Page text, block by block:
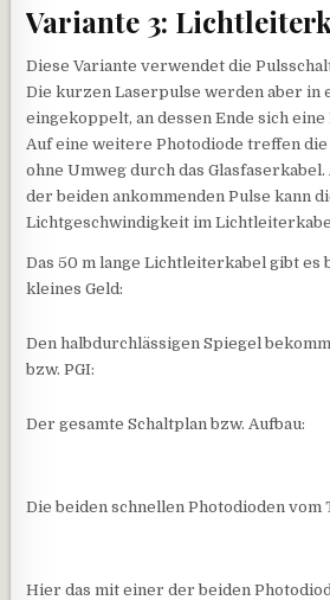
Variante 3:
Diese Variante verwendet die
Die kurzen Laserpulse werden aber in
eingekoppelt, an dessen Ende sich
Auf eine weitere Photodiode treffen
ohne Umweg durch das
der beiden ankommenden Pulse kann
Lichtgeschwindigkeit im
Das 50 m lange Lichtleiterkabel gibt es
kleines Geld:
Den halbdurchlässigen Spiegel
bzw. PGI:
Der gesamte Schaltplan bzw. Aufbau:
Die beiden schnellen Photodioden vom
Hier das mit einer der beiden